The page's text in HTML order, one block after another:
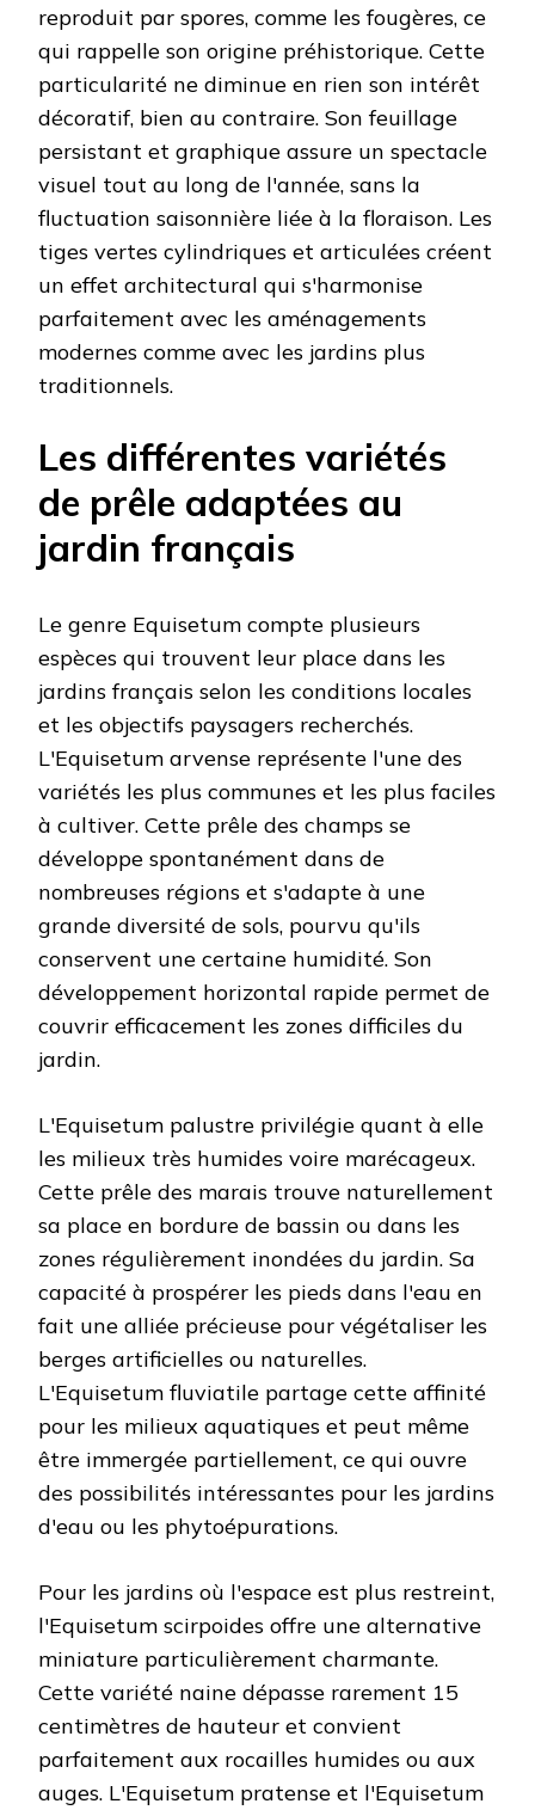
reproduit par spores, comme les fougères, ce
qui rappelle son origine préhistorique. Cette
particularité ne diminue en rien son intérêt
décoratif, bien au contraire. Son feuillage
persistant et graphique assure un spectacle
visuel tout au long de l'année, sans la
fluctuation saisonnière liée à la floraison. Les
tiges vertes cylindriques et articulées créent
un effet architectural qui s'harmonise
parfaitement avec les aménagements
modernes comme avec les jardins plus
traditionnels.
Les différentes variétés
de prêle adaptées au
jardin français
Le genre Equisetum compte plusieurs
espèces qui trouvent leur place dans les
jardins français selon les conditions locales
et les objectifs paysagers recherchés.
L'Equisetum arvense représente l'une des
variétés les plus communes et les plus faciles
à cultiver. Cette prêle des champs se
développe spontanément dans de
nombreuses régions et s'adapte à une
grande diversité de sols, pourvu qu'ils
conservent une certaine humidité. Son
développement horizontal rapide permet de
couvrir efficacement les zones difficiles du
jardin.
L'Equisetum palustre privilégie quant à elle
les milieux très humides voire marécageux.
Cette prêle des marais trouve naturellement
sa place en bordure de bassin ou dans les
zones régulièrement inondées du jardin. Sa
capacité à prospérer les pieds dans l'eau en
fait une alliée précieuse pour végétaliser les
berges artificielles ou naturelles.
L'Equisetum fluviatile partage cette affinité
pour les milieux aquatiques et peut même
être immergée partiellement, ce qui ouvre
des possibilités intéressantes pour les jardins
d'eau ou les phytoépurations.
Pour les jardins où l'espace est plus restreint,
l'Equisetum scirpoides offre une alternative
miniature particulièrement charmante.
Cette variété naine dépasse rarement 15
centimètres de hauteur et convient
parfaitement aux rocailles humides ou aux
auges. L'Equisetum pratense et l'Equisetum